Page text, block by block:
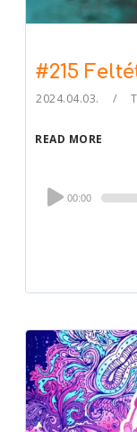
#215
2024.04.03.
READ MORE
Audio
Player
00:00